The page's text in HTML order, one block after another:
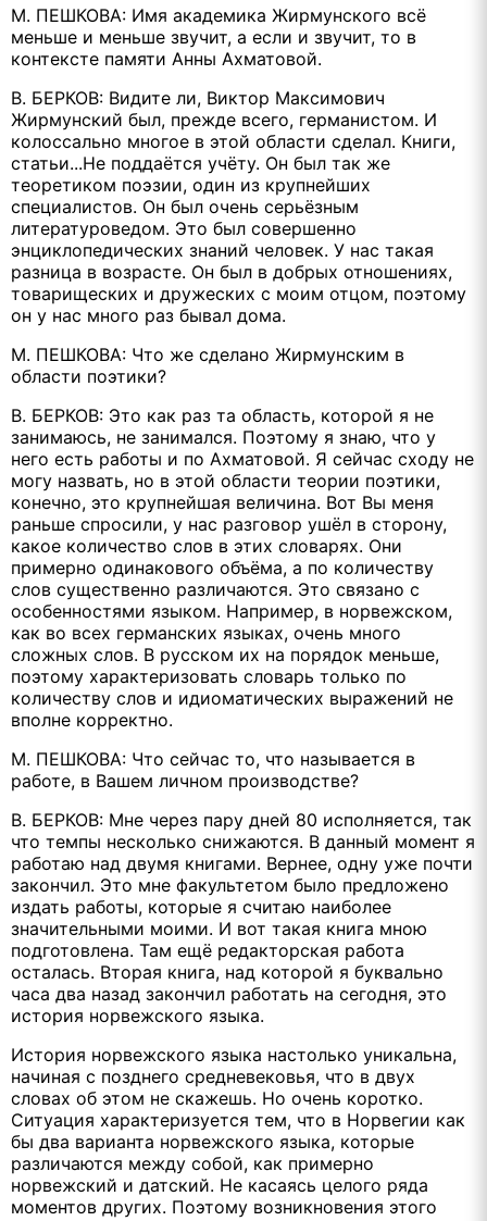
М. ПЕШКОВА: Имя академика Жирмунского всё
меньше и меньше звучит, а если и звучит, то в
контексте памяти Анны Ахматовой.
В. БЕРКОВ: Видите ли, Виктор Максимович
Жирмунский был, прежде всего, германистом. И
колоссально многое в этой области сделал. Книги,
статьи...Не поддаётся учёту. Он был так же
теоретиком поэзии, один из крупнейших
специалистов. Он был очень серьёзным
литературоведом. Это был совершенно
энциклопедических знаний человек. У нас такая
разница в возрасте. Он был в добрых отношениях,
товарищеских и дружеских с моим отцом, поэтому
он у нас много раз бывал дома.
М. ПЕШКОВА: Что же сделано Жирмунским в
области поэтики?
В. БЕРКОВ: Это как раз та область, которой я не
занимаюсь, не занимался. Поэтому я знаю, что у
него есть работы и по Ахматовой. Я сейчас сходу не
могу назвать, но в этой области теории поэтики,
конечно, это крупнейшая величина. Вот Вы меня
раньше спросили, у нас разговор ушёл в сторону,
какое количество слов в этих словарях. Они
примерно одинакового объёма, а по количеству
слов существенно различаются. Это связано с
особенностями языком. Например, в норвежском,
как во всех германских языках, очень много
сложных слов. В русском их на порядок меньше,
поэтому характеризовать словарь только по
количеству слов и идиоматических выражений не
вполне корректно.
М. ПЕШКОВА: Что сейчас то, что называется в
работе, в Вашем личном производстве?
В. БЕРКОВ: Мне через пару дней 80 исполняется, так
что темпы несколько снижаются. В данный момент я
работаю над двумя книгами. Вернее, одну уже почти
закончил. Это мне факультетом было предложено
издать работы, которые я считаю наиболее
значительными моими. И вот такая книга мною
подготовлена. Там ещё редакторская работа
осталась. Вторая книга, над которой я буквально
часа два назад закончил работать на сегодня, это
история норвежского языка.
История норвежского языка настолько уникальна,
начиная с позднего средневековья, что в двух
словах об этом не скажешь. Но очень коротко.
Ситуация характеризуется тем, что в Норвегии как
бы два варианта норвежского языка, которые
различаются между собой, как примерно
норвежский и датский. Не касаясь целого ряда
моментов других. Поэтому возникновения этого